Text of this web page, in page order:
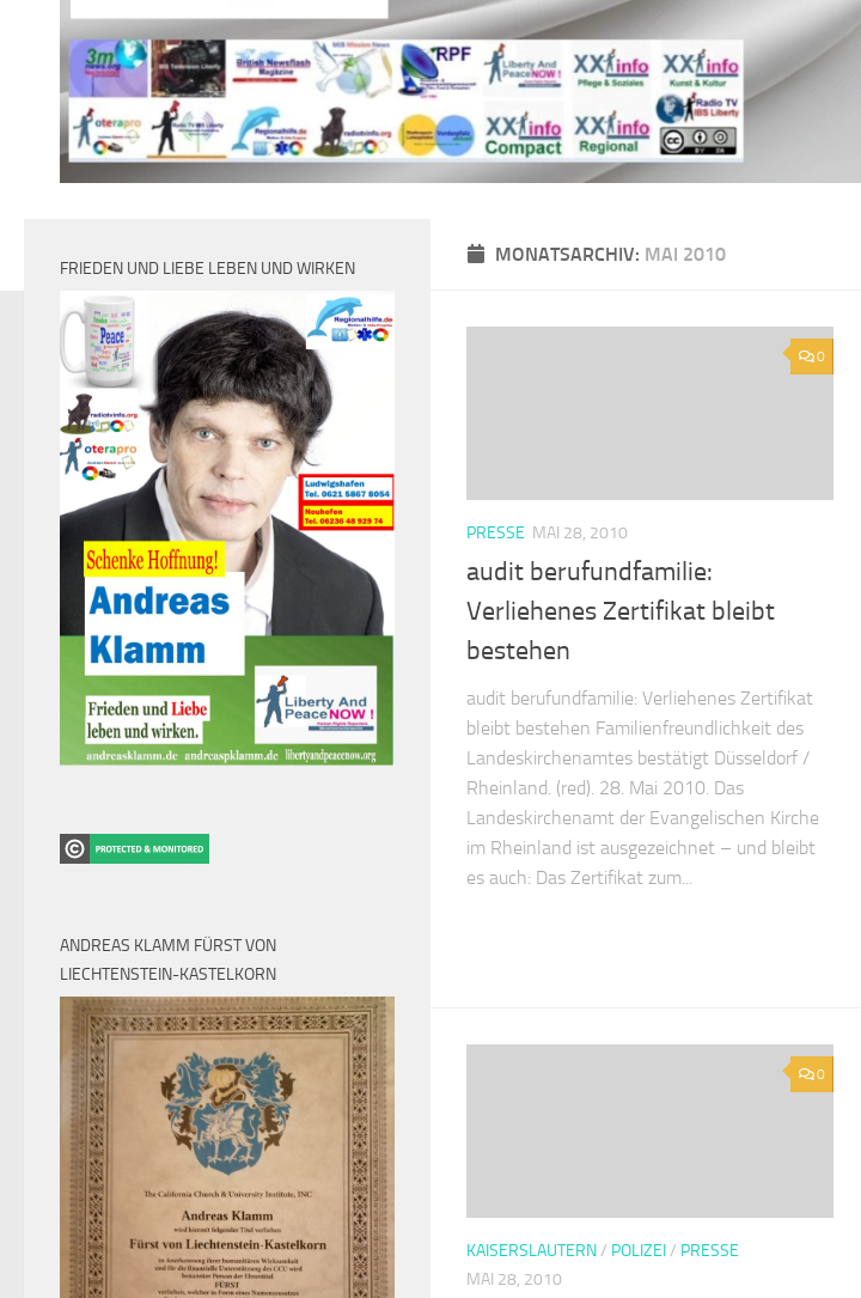
MONATSARCHIV: MAI 2010
0
PRESSE MAI 28, 2010
audit berufundfamilie:
Verliehenes Zertifikat bleibt
bestehen
audit berufundfamilie: Verliehenes Zertifikat
bleibt bestehen Familienfreundlichkeit des
Landeskirchenamtes bestätigt Düsseldorf /
Rheinland. (red). 28. Mai 2010. Das
Landeskirchenamt der Evangelischen Kirche
im Rheinland ist ausgezeichnet – und bleibt
es auch: Das Zertifikat zum...
0
KAISERSLAUTERN/ POLIZEI/ PRESSE
MAI 28, 2010
FRIEDEN UND LIEBE LEBEN UND WIRKEN
ANDREAS KLAMM FÜRST VON
LIECHTENSTEIN-KASTELKORN